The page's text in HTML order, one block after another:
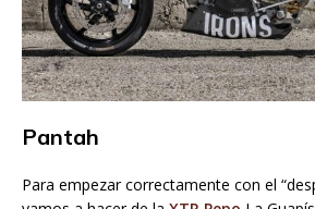
Pantah
Para empezar correctamente con el